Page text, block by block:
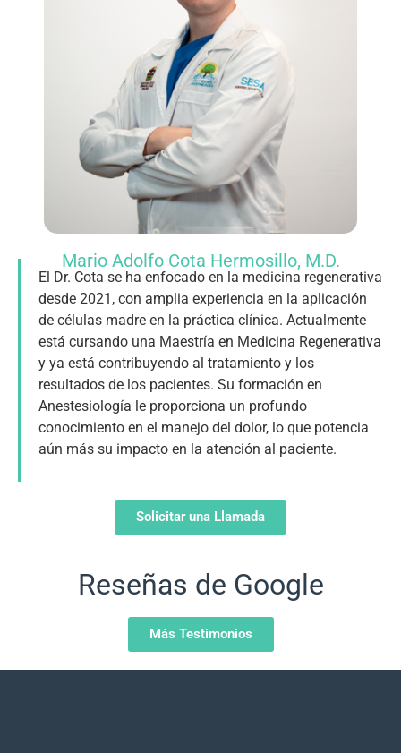
Mario Adolfo Cota Hermosillo, M.D.
El Dr. Cota se ha enfocado en la medicina regenerativa
desde 2021, con amplia experiencia en la aplicación
de células madre en la práctica clínica. Actualmente
está cursando una Maestría en Medicina Regenerativa
y ya está contribuyendo al tratamiento y los
resultados de los pacientes. Su formación en
Anestesiología le proporciona un profundo
conocimiento en el manejo del dolor, lo que potencia
aún más su impacto en la atención al paciente.
Solicitar una Llamada
Reseñas de Google
Más Testimonios